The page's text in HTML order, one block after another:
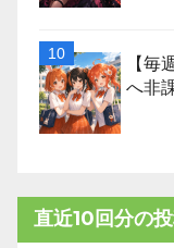
【毎
へ非
直近10回分の